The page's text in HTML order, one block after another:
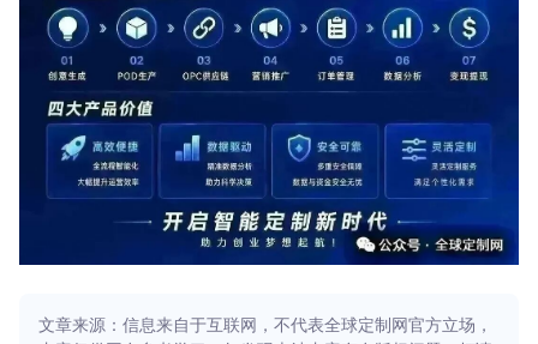
文章来源：信息来自于互联网，不代表全球定制网官方立场，